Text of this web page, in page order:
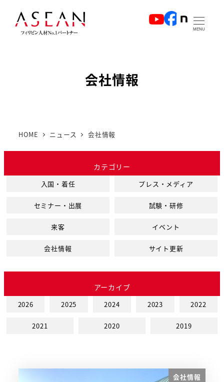
動
MENU
会社情報
HOME ニュース 会社情報
カテゴリー
入国・着任 プレス・メディア
セミナー・出展 試験・研修
来客 イベント
会社情報 サイト更新
アーカイブ
2026 2025 2024 2023 2022
2021 2020 2019
会社情報